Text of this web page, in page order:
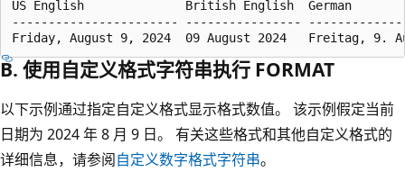
US English              British English  German
----------------------- ----------------
B. 使用自定义格式字符串执行 FORMAT
以下示例通过指定自定义格式显示格式数值。 该示例假定当前
日期为 2024 年 8 月 9 日。 有关这些格式和其他自定义格式的
详细信息，请参阅自定义数字格式字符串。